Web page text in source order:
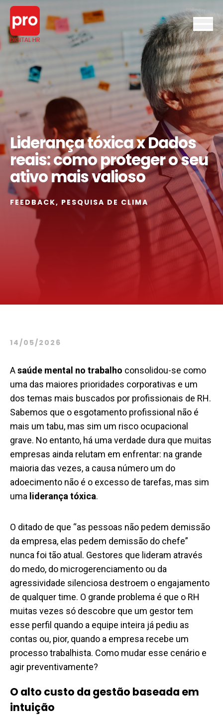
Liderança tóxica x Dados
reais: como proteger o seu
ativo mais valioso
FEEDBACK, PESQUISA DE CLIMA
14/05/2026
Asaúde mental no trabalho consolidou-se como
uma das maiores prioridades corporativas e um
dos temas mais buscados por profissionais de RH.
Sabemos que o esgotamento profissional não é
mais um tabu, mas sim um risco ocupacional
grave. No entanto, há uma verdade dura que muitas
empresas ainda relutam em enfrentar: na grande
maioria das vezes, a causa número um do
adoecimento não é o excesso de tarefas, mas sim
uma liderança tóxica.
O ditado de que “as pessoas não pedem demissão
da empresa, elas pedem demissão do chefe”
nunca foi tão atual. Gestores que lideram através
do medo, do microgerenciamento ou da
agressividade silenciosa destroem o engajamento
de qualquer time. O grande problema é que o RH
muitas vezes só descobre que um gestor tem
esse perfil quando a equipe inteira já pediu as
contas ou, pior, quando a empresa recebe um
processo trabalhista. Como mudar esse cenário e
agir preventivamente?
O alto custo da gestão baseada em
intuição